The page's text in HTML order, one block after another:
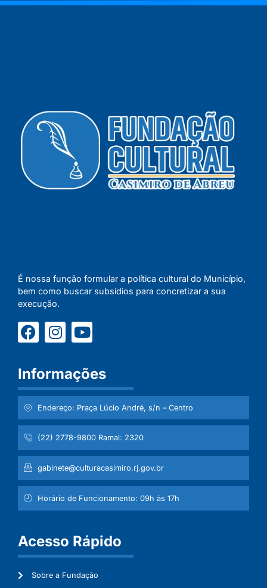
É nossa função formular a política cultural do Município,
bem como buscar subsídios para concretizar a sua
execução.
Informações
Endereço: Praça Lúcio André, s/n – Centro
(22) 2778-9800 Ramal: 2320
gabinete@culturacasimiro.rj.gov.br
Horário de Funcionamento: 09h às 17h
Acesso Rápido
Sobre a Fundação